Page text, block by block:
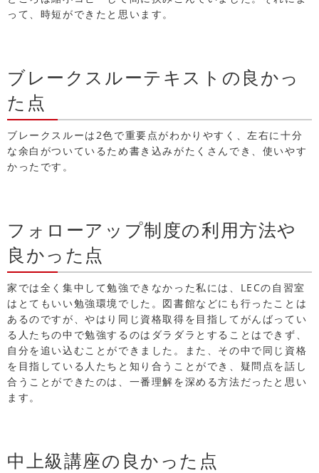
って、時短ができたと思います。
ブレークスルーテキストの良かっ
た点
ブレークスルーは2色で重要点がわかりやすく、左右に十分
な余白がついているため書き込みがたくさんでき、使いやす
かったです。
フォローアップ制度の利用方法や
良かった点
家では全く集中して勉強できなかった私には、LECの自習室
はとてもいい勉強環境でした。図書館などにも行ったことは
あるのですが、やはり同じ資格取得を目指してがんばってい
る人たちの中で勉強するのはダラダラとすることはできず、
自分を追い込むことができました。また、その中で同じ資格
を目指している人たちと知り合うことができ、疑問点を話し
合うことができたのは、一番理解を深める方法だったと思い
ます。
中上級講座の良かった点